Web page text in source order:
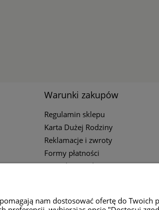
Warunki zakupów
Regulamin sklepu
Karta Dużej Rodziny
Reklamacje i zwroty
Formy płatności
Czas i koszty dostawy
nam dostosować ofertę do Twoich